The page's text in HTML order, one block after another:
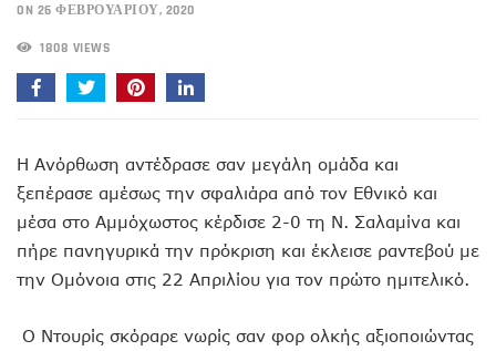
ON 26 ΦΕΒΡΟΥΑΡΊΟΥ, 2020
1808 VIEWS
Η Ανόρθωση αντέδρασε σαν μεγάλη ομάδα και
ξεπέρασε αμέσως την σφαλιάρα από τον Εθνικό και
μέσα στο Αμμόχωστος κέρδισε 2-0 τη Ν. Σαλαμίνα και
πήρε πανηγυρικά την πρόκριση και έκλεισε ραντεβού με
την Ομόνοια στις 22 Απριλίου για τον πρώτο ημιτελικό.
Ο Ντουρίς σκόραρε νωρίς σαν φορ ολκής αξιοποιώντας